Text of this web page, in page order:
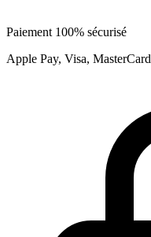
Paiement 100% sécurisé
Apple Pay, Visa, MasterCard